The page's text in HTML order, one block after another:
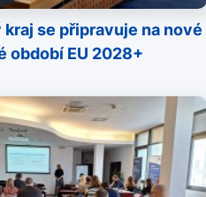
se připravuje na nové
období EU 2028+